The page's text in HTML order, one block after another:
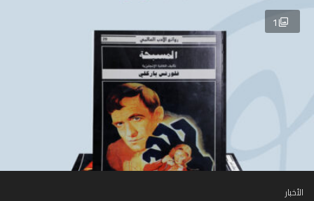
1
الأخبار